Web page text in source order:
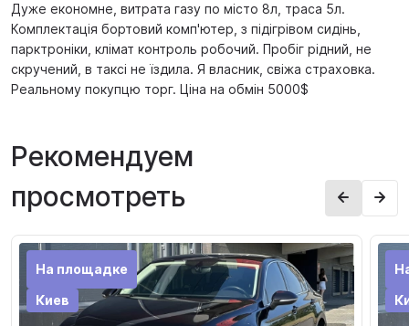
Дуже економне, витрата газу по місто 8л, траса 5л.
Комплектація бортовий комп'ютер, з підігрівом сидінь,
парктроніки, клімат контроль робочий. Пробіг рідний, не
скручений, в таксі не їздила. Я власник, свіжа страховка.
Реальному покупцю торг. Ціна на обмін 5000$
Рекомендуем
просмотреть
На площадке
Киев